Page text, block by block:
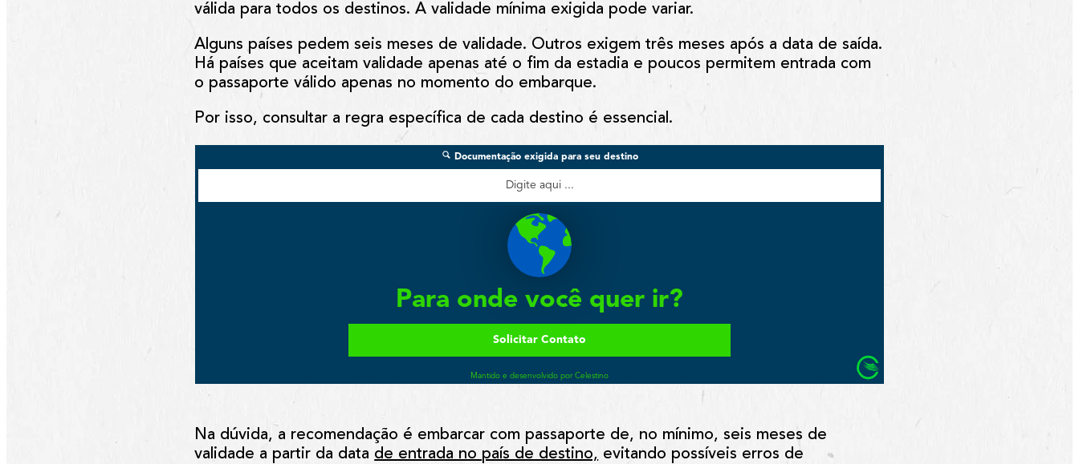
válida para todos os destinos. A validade mínima exigida pode variar.
Alguns países pedem seis meses de validade. Outros exigem três meses após a data de saída.
Há países que aceitam validade apenas até o fim da estadia e poucos permitem entrada com
o passaporte válido apenas no momento do embarque.
Por isso, consultar a regra específica de cada destino é essencial.
Na dúvida, a recomendação é embarcar com passaporte de, no mínimo, seis meses de
validade a partir da data de entrada no país de destino, evitando possíveis erros de